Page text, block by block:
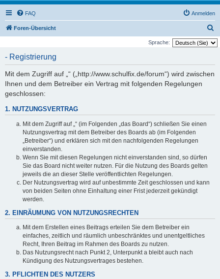
FAQ Anmelden
Foren-Übersicht
u
Sprache:
- Registrierung
Mit dem Zugriff auf „“ („http://www.schulfix.de/forum“) wird zwischen
Ihnen und dem Betreiber ein Vertrag mit folgenden Regelungen
geschlossen:
1. NUTZUNGSVERTRAG
Mit dem Zugriff auf „“ (im Folgenden „das Board“) schließen Sie einen
Nutzungsvertrag mit dem Betreiber des Boards ab (im Folgenden
„Betreiber“) und erklären sich mit den nachfolgenden Regelungen
einverstanden.
Wenn Sie mit diesen Regelungen nicht einverstanden sind, so dürfen
Sie das Board nicht weiter nutzen. Für die Nutzung des Boards gelten
jeweils die an dieser Stelle veröffentlichten Regelungen.
Der Nutzungsvertrag wird auf unbestimmte Zeit geschlossen und kann
von beiden Seiten ohne Einhaltung einer Frist jederzeit gekündigt
werden.
2. EINRÄUMUNG VON NUTZUNGSRECHTEN
Mit dem Erstellen eines Beitrags erteilen Sie dem Betreiber ein
einfaches, zeitlich und räumlich unbeschränktes und unentgeltliches
Recht, Ihren Beitrag im Rahmen des Boards zu nutzen.
Das Nutzungsrecht nach Punkt 2, Unterpunkt a bleibt auch nach
Kündigung des Nutzungsvertrages bestehen.
3. PFLICHTEN DES NUTZERS